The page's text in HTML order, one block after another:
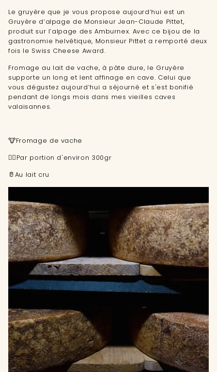
Le gruyère que je vous propose aujourd’hui est un
Gruyère d’alpage de Monsieur Jean-Claude Pittet,
produit sur l’alpage des Amburnex. Avec ce bijou de la
gastronomie helvétique, Monsieur Pittet a remporté deux
fois le Swiss Cheese Award.
Fromage au lait de vache, à pâte dure, le Gruyère
supporte un long et lent affinage en cave. Celui que
vous dégustez aujourd’hui a séjourné et s'est bonifié
pendant de longs mois dans mes vieilles caves
valaisannes.
🐮Fromage de vache
👉🏼Par portion d'environ 300gr
🥛Au lait cru